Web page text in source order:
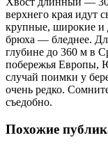
верхнего края идут
крупные, широкие и
брюха — бледнее.
глубине до 360 м в
побережья Европы,
случай поимки у
очень редко.
съедобно.
Похожие